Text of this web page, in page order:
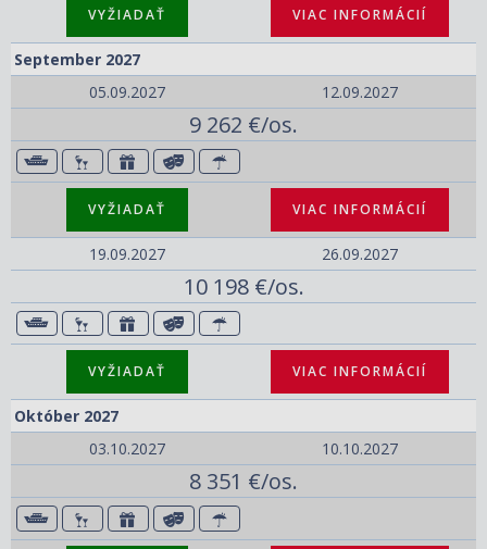
VYŽIADAŤ VIAC INFORMÁCIÍ
September 2027
05.09.2027
12.09.2027
9 262 €/os.
VYŽIADAŤ VIAC INFORMÁCIÍ
19.09.2027 26.09.2027
10 198 €/os.
VYŽIADAŤ VIAC INFORMÁCIÍ
Október 2027
03.10.2027
10.10.2027
8 351 €/os.